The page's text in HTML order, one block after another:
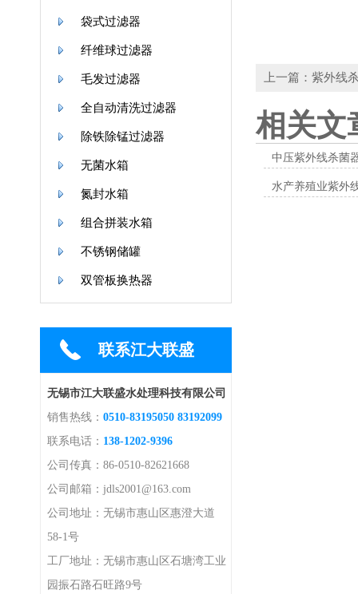
袋式过滤器
纤维球过滤器
毛发过滤器
全自动清洗过滤器
除铁除锰过滤器
无菌水箱
氮封水箱
组合拼装水箱
不锈钢储罐
双管板换热器
联系江大联盛
无锡市江大联盛水处理科技有限公司
销售热线： 0510-83195050 83192099
联系电话： 138-1202-9396
公司传真：86-0510-82621668
公司邮箱：jdls2001@163.com
公司地址：无锡市惠山区惠澄大道
58-1号
工厂地址：无锡市惠山区石塘湾工业
园振石路石旺路9号
上一篇：紫外线
相关文
中压紫外线杀菌
水产养殖业紫外